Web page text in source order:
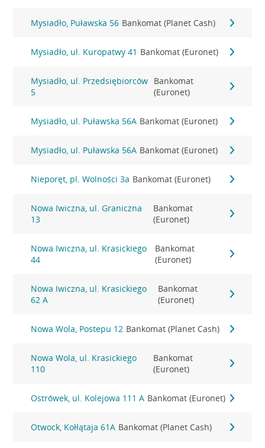
Mysiadło, Puławska 56 Bankomat (Planet Cash)
Mysiadło, ul. Kuropatwy 41 Bankomat (Euronet)
Mysiadło, ul. Przedsiębiorców
5
Bankomat
(Euronet)
Mysiadło, ul. Puławska 56A Bankomat (Euronet)
Mysiadło, ul. Puławska 56A Bankomat (Euronet)
Nieporęt, pl. Wolności 3a Bankomat (Euronet)
Nowa Iwiczna, ul. Graniczna
13
Bankomat
(Euronet)
Nowa Iwiczna, ul. Krasickiego
44
Bankomat
(Euronet)
Nowa Iwiczna, ul. Krasickiego
62 A
Bankomat
(Euronet)
Nowa Wola, Postepu 12 Bankomat (Planet Cash)
Nowa Wola, ul. Krasickiego
110
Bankomat
(Euronet)
Ostrówek, ul. Kolejowa 111 A Bankomat (Euronet)
Otwock, Kołłątaja 61A Bankomat (Planet Cash)